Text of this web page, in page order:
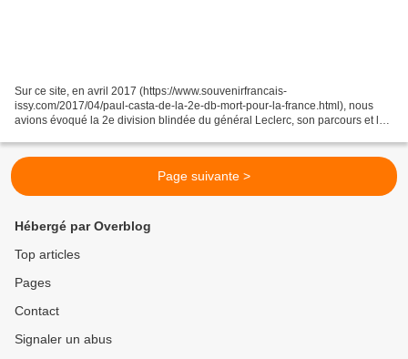
Sur ce site, en avril 2017 (https://www.souvenirfrancais-
issy.com/2017/04/paul-casta-de-la-2e-db-mort-pour-la-france.html), nous
avions évoqué la 2e division blindée du général Leclerc, son parcours et la
Page suivante >
Hébergé par Overblog
Top articles
Pages
Contact
Signaler un abus